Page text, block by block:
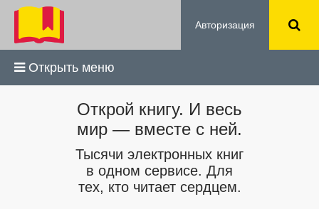
Авторизация
Открыть меню
Открой книгу. И весь
мир — вместе с ней.
Тысячи электронных книг
в одном сервисе. Для
тех, кто читает сердцем.